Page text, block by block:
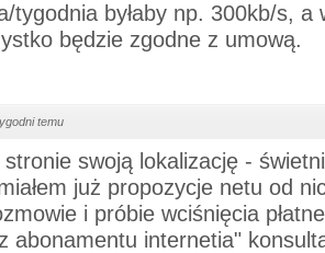
tygodnia byłaby np. 300kb/s, a
będzie zgodne z umową.
temu
stronie swoją lokalizację -
już propozycje netu od
i próbie wciśnięcia
abonamentu internetia"